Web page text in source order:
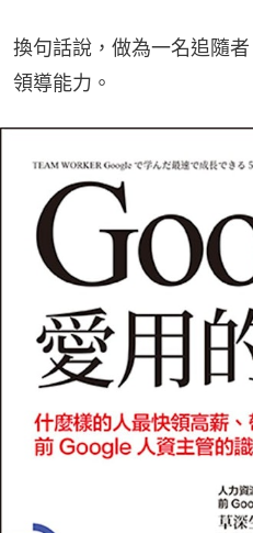
換句話說，做為一名追隨
領導能力。